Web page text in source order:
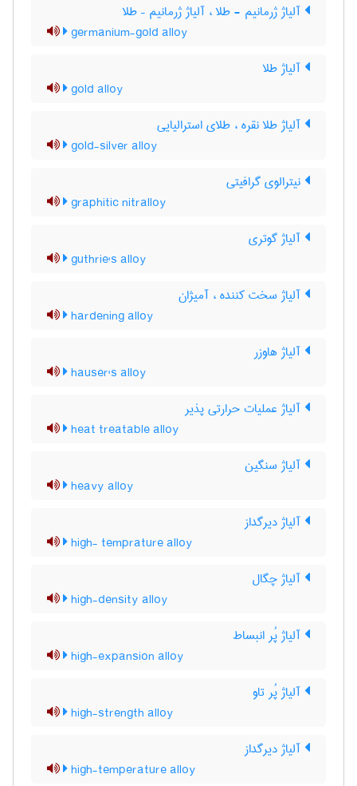
آلیاژ ژرمانیم - طلا ، آلیاژ ژرمانیم – طلا
germanium-gold alloy
آلیاژ طلا
gold alloy
آلیاژ طلا نقره ، طلای استرالیایی
gold-silver alloy
نیترالوی گرافیتی
graphitic nitralloy
آلیاژ گوتری
guthrie's alloy
آلیاژ سخت کننده ، آمیژان
hardening alloy
آلیاژ هاوزر
hauser's alloy
آلیاژ عملیات حرارتی پذیر
heat treatable alloy
آلیاژ سنگین
heavy alloy
آلیاژ دیرگداز
high- temprature alloy
آلیاژ چگال
high-density alloy
آلیاژ پُر انبساط
high-expansion alloy
آلیاژ پُر تاو
high-strength alloy
آلیاژ دیرگداز
high-temperature alloy